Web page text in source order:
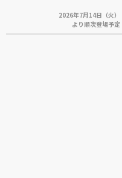
2026年7月14日（火）
より順次登場予定